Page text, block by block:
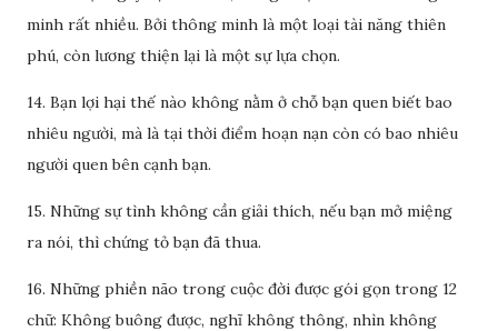
minh rất nhiều. Bởi thông minh là một loại tài năng thiên
phú, còn lương thiện lại là một sự lựa chọn.
14. Bạn lợi hại thế nào không nằm ở chỗ bạn quen biết bao
nhiêu người, mà là tại thời điểm hoạn nạn còn có bao nhiêu
người quen bên cạnh bạn.
15. Những sự tình không cần giải thích, nếu bạn mở miệng
ra nói, thì chứng tỏ bạn đã thua.
16. Những phiền não trong cuộc đời được gói gọn trong 12
chữ: Không buông được, nghĩ không thông, nhìn không